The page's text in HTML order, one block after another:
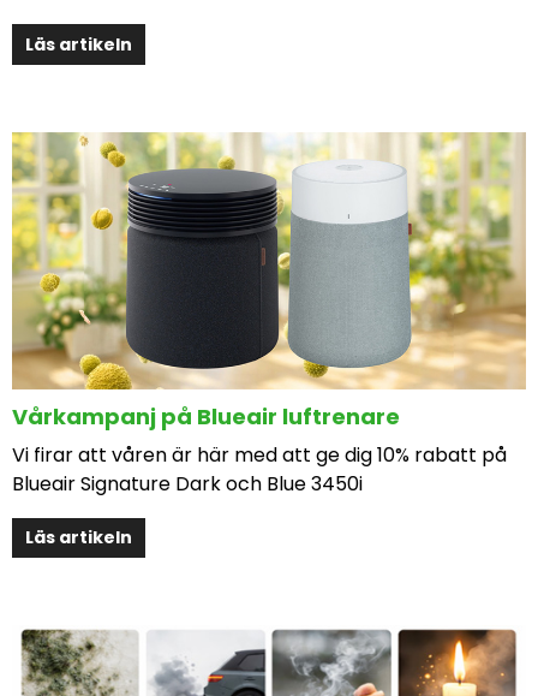
Läs artikeln
Vårkampanj på Blueair luftrenare
Vi firar att våren är här med att ge dig 10% rabatt på
Blueair Signature Dark och Blue 3450i
Läs artikeln